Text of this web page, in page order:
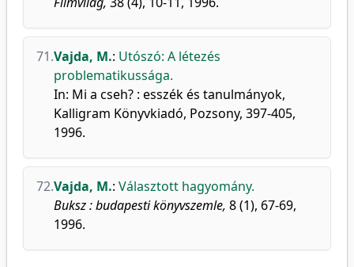
71.Vajda, M.: Utószó: A létezés
problematikussága.
In: Mi a cseh? : esszék és tanulmányok,
Kalligram Könyvkiadó, Pozsony, 397-405,
1996.
72.Vajda, M.: Választott hagyomány.
Buksz : budapesti könyvszemle, 8 (1), 67-69,
1996.